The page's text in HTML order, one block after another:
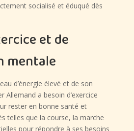
socialisé et éduqué dès
et de
mentale
d’énergie élevé et de son
Allemand a besoin d’exercice
rester en bonne santé et
telles que la course, la marche
pour répondre à ses besoins